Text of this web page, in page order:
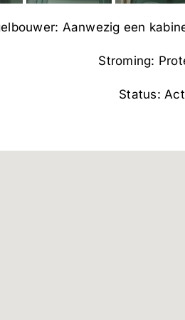
Aanwezig een
Stroming:
Status: